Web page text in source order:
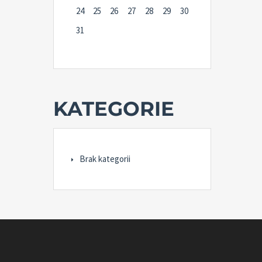
24
25 26 27 28 29
30
31
KATEGORIE
Brak kategorii